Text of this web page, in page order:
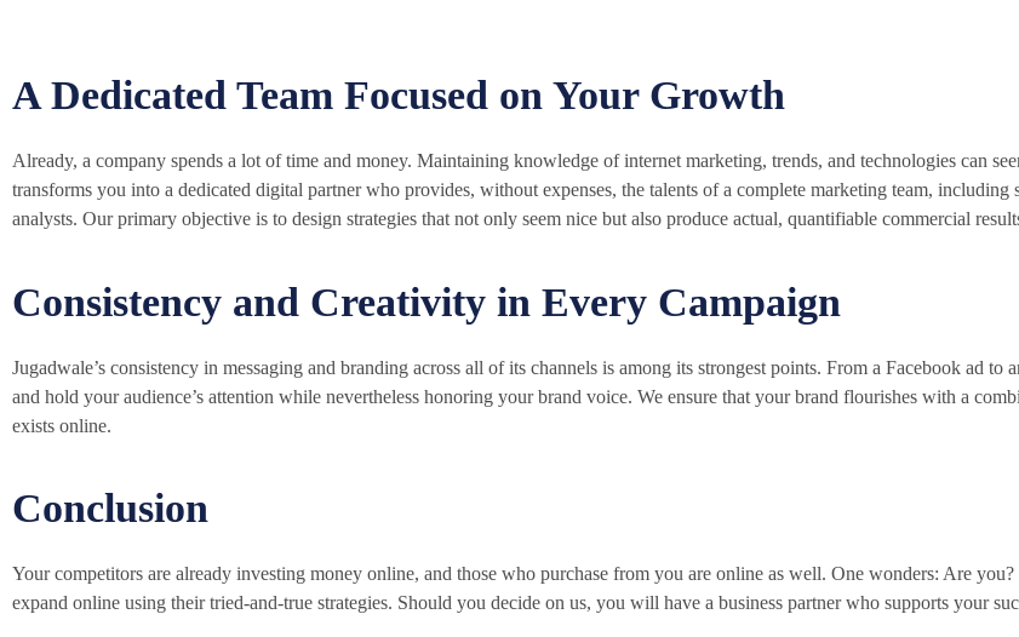
A Dedicated Team Focused on Your Growth
Already, a company spends a lot of time and money. Maintaining knowledge of internet marketing, trends, and technologies can
transforms you into a dedicated digital partner who provides, without expenses, the talents of a complete marketing team, including
analysts. Our primary objective is to design strategies that not only seem nice but also produce actual, quantifiable commercial
Consistency and Creativity in Every Campaign
Jugadwale’s consistency in messaging and branding across all of its channels is among its strongest points. From a Facebook ad
and hold your audience’s attention while nevertheless honoring your brand voice. We ensure that your brand flourishes with a
exists online.
Conclusion
Your competitors are already investing money online, and those who purchase from you are online as well. One wonders: Are
expand online using their tried-and-true strategies. Should you decide on us, you will have a business partner who supports your